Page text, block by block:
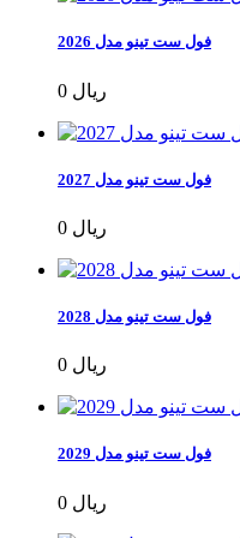
فول ست تینو مدل 2026
0 ریال
فول ست تینو مدل 2027
0 ریال
فول ست تینو مدل 2028
0 ریال
فول ست تینو مدل 2029
0 ریال